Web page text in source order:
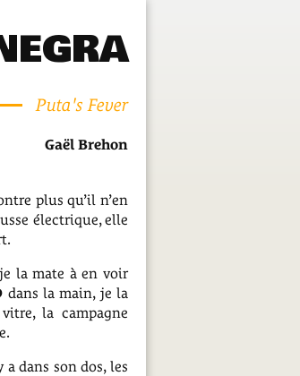
Puta's Fever
Gaël Brehon
plus qu’il n’en
électrique, elle
la mate à en voir
dans la main, je la
la campagne
dans son dos, les